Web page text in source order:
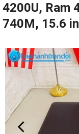
4200U, Ram
740M, 15.6